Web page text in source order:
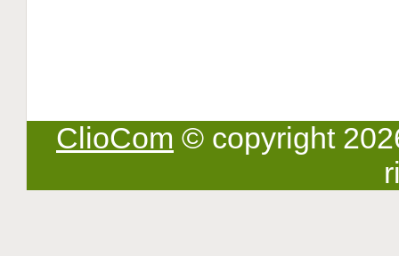
ClioCom © copyright